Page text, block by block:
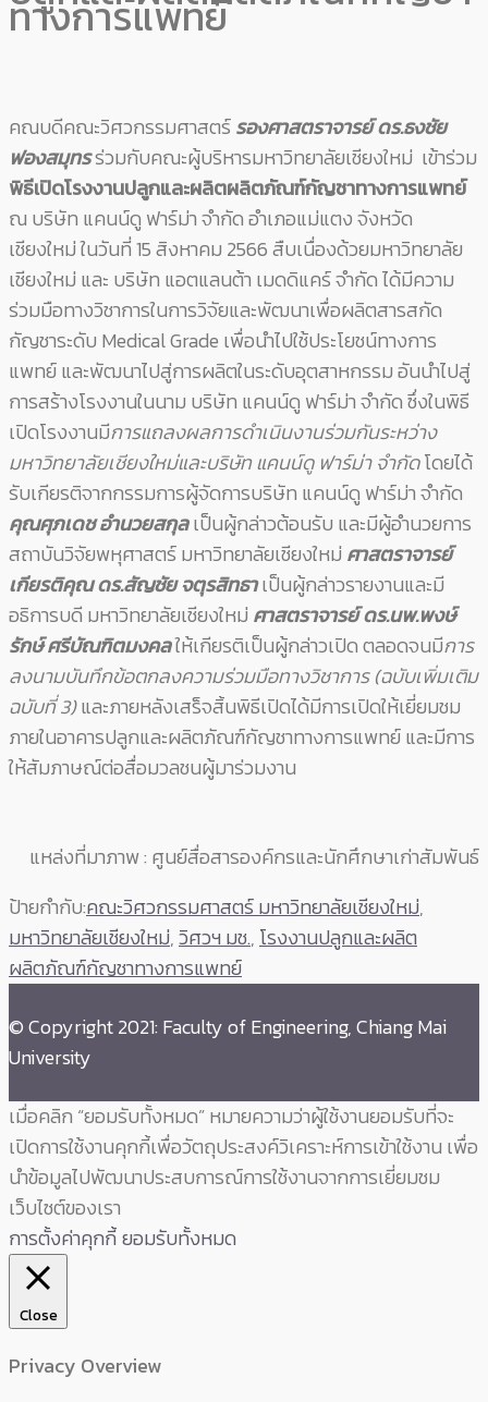
ทางการแพทย์
คณบดีคณะวิศวกรรมศาสตร์รองศาสตราจารย์ ดร.ธงชัย
ฟองสมุทรร่วมกับคณะผู้บริหารมหาวิทยาลัยเชียงใหม่ เข้าร่วม
พิธีเปิดโรงงานปลูกและผลิตผลิตภัณฑ์กัญชาทางการแพทย์
ณ บริษัท แคนน์ดู ฟาร์ม่า จำกัด อำเภอแม่แตง จังหวัด
เชียงใหม่ ในวันที่ 15 สิงหาคม 2566 สืบเนื่องด้วยมหาวิทยาลัย
เชียงใหม่ และ บริษัท แอตแลนต้า เมดดิแคร์ จำกัด ได้มีความ
ร่วมมือทางวิชาการในการวิจัยและพัฒนาเพื่อผลิตสารสกัด
กัญชาระดับ Medical Grade เพื่อนำไปใช้ประโยชน์ทางการ
แพทย์ และพัฒนาไปสู่การผลิตในระดับอุตสาหกรรม อันนำไปสู่
การสร้างโรงงานในนาม บริษัท แคนน์ดู ฟาร์ม่า จำกัด ซึ่งในพิธี
เปิดโรงงานมีการแถลงผลการดำเนินงานร่วมกันระหว่าง
มหาวิทยาลัยเชียงใหม่และบริษัท แคนน์ดู ฟาร์ม่า จำกัดโดยได้
รับเกียรติจากกรรมการผู้จัดการบริษัท แคนน์ดู ฟาร์ม่า จำกัด
คุณศุภเดช อำนวยสกุลเป็นผู้กล่าวต้อนรับ และมีผู้อำนวยการ
สถาบันวิจัยพหุศาสตร์ มหาวิทยาลัยเชียงใหม่ ศาสตราจารย์
เกียรติคุณดร.สัญชัย จตุรสิทธาเป็นผู้กล่าวรายงานและมี
อธิการบดี มหาวิทยาลัยเชียงใหม่ ศาสตราจารย์ดร.นพ.พงษ์
รักษ์ ศรีบัณฑิตมงคลให้เกียรติเป็นผู้กล่าวเปิด ตลอดจนมีการ
ลงนามบันทึกข้อตกลงความร่วมมือทางวิชาการ (ฉบับเพิ่มเติม
ฉบับที่ 3)และภายหลังเสร็จสิ้นพิธีเปิดได้มีการเปิดให้เยี่ยมชม
ภายในอาคารปลูกและผลิตภัณฑ์กัญชาทางการแพทย์ และมีการ
ให้สัมภาษณ์ต่อสื่อมวลชนผู้มาร่วมงาน
แหล่งที่มาภาพ : ศูนย์สื่อสารองค์กรและนักศึกษาเก่าสัมพันธ์
ป้ายกำกับ:คณะวิศวกรรมศาสตร์ มหาวิทยาลัยเชียงใหม่,
มหาวิทยาลัยเชียงใหม่,วิศวฯ มช., โรงงานปลูกและผลิต
ผลิตภัณฑ์กัญชาทางการแพทย์
© Copyright 2021: Faculty of Engineering, Chiang Mai
University
เมื่อคลิก “ยอมรับทั้งหมด” หมายความว่าผู้ใช้งานยอมรับที่จะ
เปิดการใช้งานคุกกี้เพื่อวัตถุประสงค์วิเคราะห์การเข้าใช้งาน เพื่อ
นำข้อมูลไปพัฒนาประสบการณ์การใช้งานจากการเยี่ยมชม
เว็บไซต์ของเรา
การตั้งค่าคุกกี้ยอมรับทั้งหมด
Close
Privacy Overview